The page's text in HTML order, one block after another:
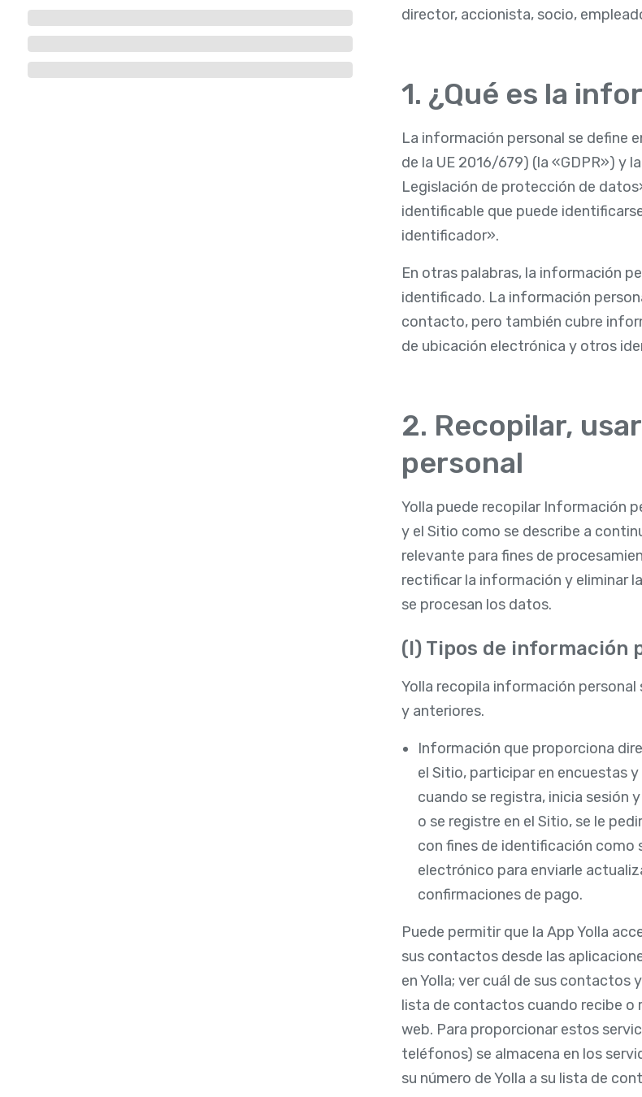
director, accionista, socio,
1. ¿Qué es la
La información personal se define
de la UE 2016/679) (la «GDPR») y
Legislación de protección de
identificable que puede
identificador».
En otras palabras, la información
identificado. La información
contacto, pero también cubre
de ubicación electrónica y otros
2. Recopilar,
personal
Yolla puede recopilar Información
y el Sitio como se describe a
relevante para fines de
rectificar la información y eliminar
se procesan los datos.
(I) Tipos de información
Yolla recopila información
y anteriores.
Información que proporciona
el Sitio, participar en encuestas
cuando se registra, inicia sesión
o se registre en el Sitio, se le
con fines de identificación como
electrónico para enviarle
confirmaciones de pago.
Puede permitir que la App Yolla
sus contactos desde las
en Yolla; ver cuál de sus contactos
lista de contactos cuando recibe o
web. Para proporcionar estos
teléfonos) se almacena en los
su número de Yolla a su lista de